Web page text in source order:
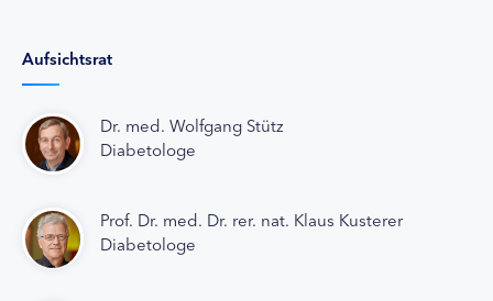
Aufsichtsrat
Dr. med. Wolfgang Stütz
Diabetologe
Prof. Dr. med. Dr. rer. nat. Klaus Kusterer
Diabetologe